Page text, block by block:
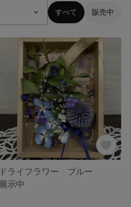
すべて 販売中
ドライフラワー ブルー
展示中